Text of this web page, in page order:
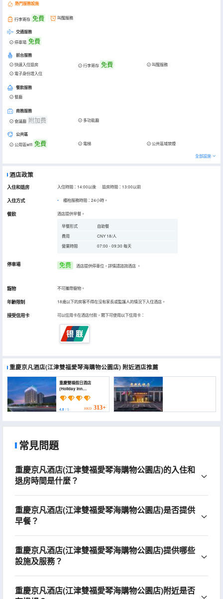
熱門服務設施
行李寄存 免費 叫醒服務
交通服務
停車場 免費
前台服務
快速入住退房 行李寄存 免費
叫醒服務
電子身份證入住
餐飲服務
餐廳
商務服務
會議廳 附加费 多功能廳
公共區
公用區wifi 免費 電梯 公共區域禁煙
全部設施
酒店政策
入住和退房 入住時間：14:00以後 退房時間：13:00以前
入住方式 櫃枱服務時間：24小時。
餐飲 酒店提供早餐。
早餐形式
自助餐
費用
CNY 18/人
營業時間
07:00 - 09:30 每天
停車場 免费 酒店提供停車位，詳情請諮詢酒店 。
寵物 不可攜帶寵物。
年齡限制 18歲以下的房客不得在沒有家長或監護人的情況下入住酒店。
接受信用卡 可以信用卡在酒店付款，閣下可使用以下信用卡：
重慶京凡酒店(江津雙福愛琴海購物公園店) 附近酒店推薦
重慶雙福假日酒店
(Holiday Inn
CHONGQING
SHUANGFU by IHG)
4.8 / 5 HKD 313+
Hotel(ChongqingShuangfu Mefro Station
常見問題
重慶京凡酒店(江津雙福愛琴海購物公園店)的入住和
退房時間是什麼？
重慶京凡酒店(江津雙福愛琴海購物公園店)是否提供
早餐？
重慶京凡酒店(江津雙福愛琴海購物公園店)提供哪些
設施及服務？
重慶京凡酒店(江津雙福愛琴海購物公園店)附近是否